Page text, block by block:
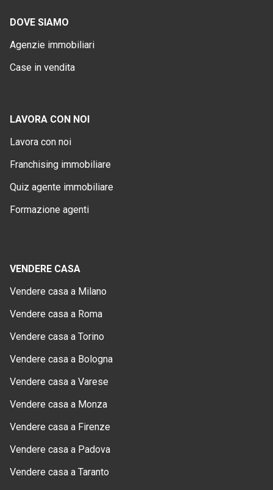
DOVE SIAMO
Agenzie immobiliari
Case in vendita
LAVORA CON NOI
Lavora con noi
Franchising immobiliare
Quiz agente immobiliare
Formazione agenti
VENDERE CASA
Vendere casa a Milano
Vendere casa a Roma
Vendere casa a Torino
Vendere casa a Bologna
Vendere casa a Varese
Vendere casa a Monza
Vendere casa a Firenze
Vendere casa a Padova
Vendere casa a Taranto